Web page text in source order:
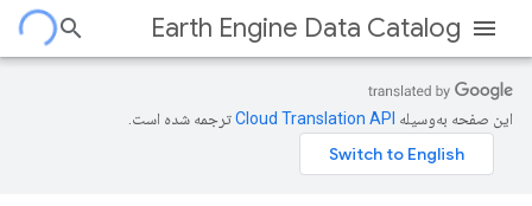
Earth Engine Data Catalog
این صفحه به‌وسیله ترجمه شده است.